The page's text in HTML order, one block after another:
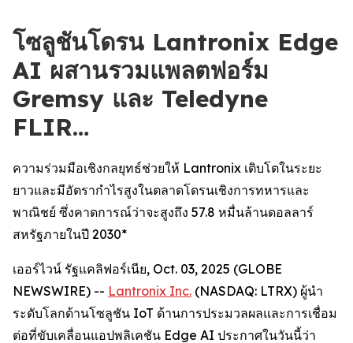
โซลูชันโดรน Lantronix Edge
AI ผสานรวมแพลตฟอร์ม
Gremsy และ Teledyne
FLIR…
ความร่วมมือเชิงกลยุทธ์ช่วยให้ Lantronix เติบโตในระยะ
ยาวและมีอัตรากำไรสูงในตลาดโดรนเชิงการทหารและ
พาณิชย์ ซึ่งคาดการณ์ว่าจะสูงถึง 57.8 หมื่นล้านดอลลาร์
สหรัฐภายในปี 2030*
เออร์ไวน์ รัฐแคลิฟอร์เนีย, Oct. 03, 2025 (GLOBE
NEWSWIRE) -- Lantronix Inc. (NASDAQ: LTRX) ผู้นำ
ระดับโลกด้านโซลูชัน IoT ด้านการประมวลผลและการเชื่อม
ต่อที่ขับเคลื่อนแอปพลิเคชัน Edge AI ประกาศในวันนี้ว่า